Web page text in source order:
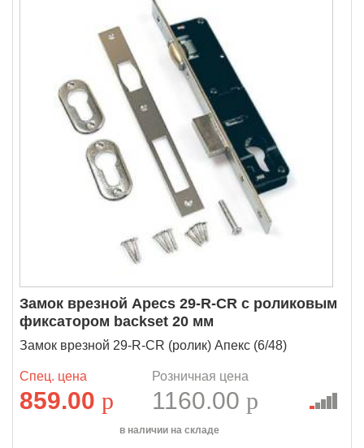
Замок врезной Apecs 29-R-CR с роликовым
фиксатором backset 20 мм
Замок врезной 29-R-CR (ролик) Апекс (6/48)
Спец. цена
859.00 p
Розничная цена
1160.00 p
в наличии на складе